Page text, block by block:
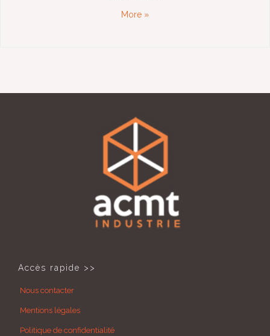
More »
Accès rapide >>
Nous contacter
Mentions légales
Politique de confidentialité